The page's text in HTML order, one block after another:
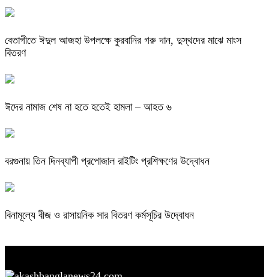
বেতাগীতে ঈদুল আজহা উপলক্ষে কুরবানির গরু দান, দুস্থদের মাঝে মাংস
বিতরণ
ঈদের নামাজ শেষ না হতে হতেই হামলা – আহত ৬
বরগুনায় তিন দিনব্যাপী প্রপোজাল রাইটিং প্রশিক্ষণের উদ্বোধন
বিনামূল্যে বীজ ও রাসায়নিক সার বিতরণ কর্মসূচির উদ্বোধন